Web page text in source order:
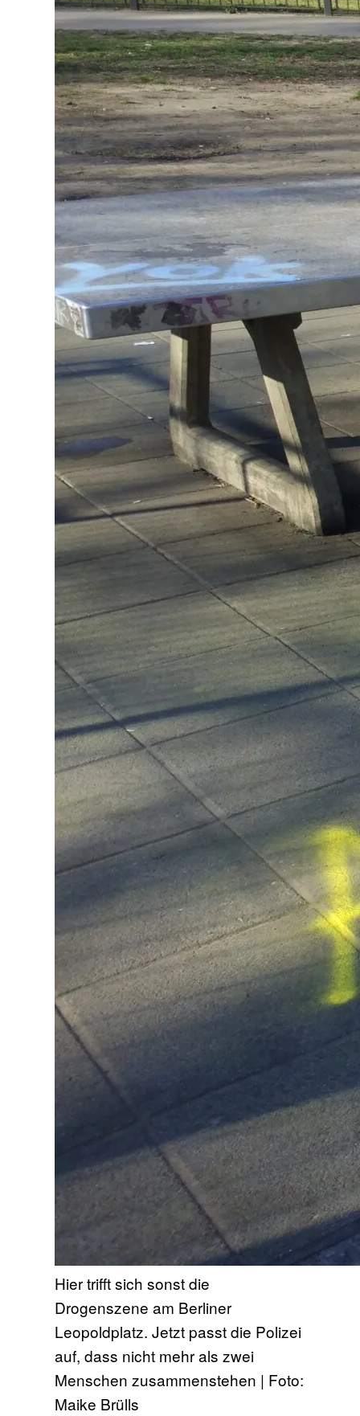
Hier trifft sich sonst die
Drogenszene am Berliner
Leopoldplatz. Jetzt passt die Polizei
auf, dass nicht mehr als zwei
Menschen zusammenstehen | Foto:
Maike Brülls